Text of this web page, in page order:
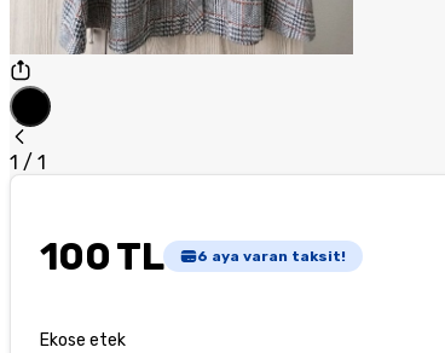
1 / 1
100 TL 6 aya varan taksit!
Ekose etek